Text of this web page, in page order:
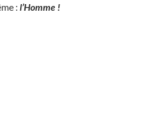
: l’Homme !